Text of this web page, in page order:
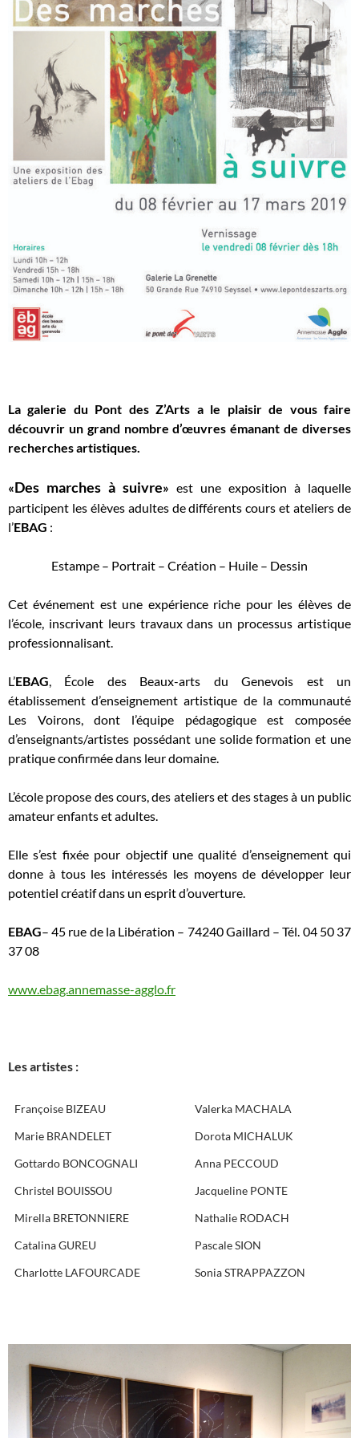
La galerie du Pont des Z’Arts a le plaisir de vous faire
découvrir un grand nombre d’œuvres émanant de diverses
recherches artistiques.
«Des marches à suivre» est une exposition à laquelle
participent les élèves adultes de différents cours et ateliers de
l’EBAG :
Estampe – Portrait – Création – Huile – Dessin
Cet événement est une expérience riche pour les élèves de
l’école, inscrivant leurs travaux dans un processus artistique
professionnalisant.
L’EBAG, École des Beaux-arts du Genevois est un
établissement d’enseignement artistique de la communauté
Les Voirons, dont l’équipe pédagogique est composée
d’enseignants/artistes possédant une solide formation et une
pratique confirmée dans leur domaine.
L’école propose des cours, des ateliers et des stages à un public
amateur enfants et adultes.
Elle s’est fixée pour objectif une qualité d’enseignement qui
donne à tous les intéressés les moyens de développer leur
potentiel créatif dans un esprit d’ouverture.
EBAG– 45 rue de la Libération – 74240 Gaillard – Tél. 04 50 37
37 08
www.ebag.annemasse-agglo.fr
Les artistes :
Françoise BIZEAU
Valerka MACHALA
Marie BRANDELET
Dorota MICHALUK
Gottardo BONCOGNALI
Anna PECCOUD
Christel BOUISSOU
Jacqueline PONTE
Mirella BRETONNIERE
Nathalie RODACH
Catalina GUREU
Pascale SION
Charlotte LAFOURCADE
Sonia STRAPPAZZON